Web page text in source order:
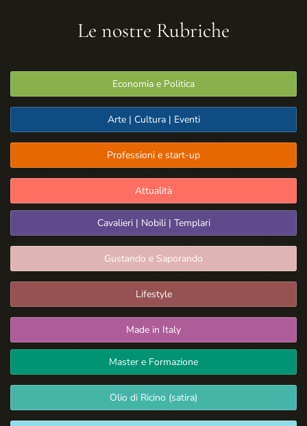
Le nostre Rubriche
Economia e Politica
Arte | Cultura | Eventi
Professioni e start-up
Attualità
Cavalieri | Nobili | Templari
Gustando e Saporando
Lifestyle
Made in Italy
Master e Formazione
Olio di Ricino (satira)